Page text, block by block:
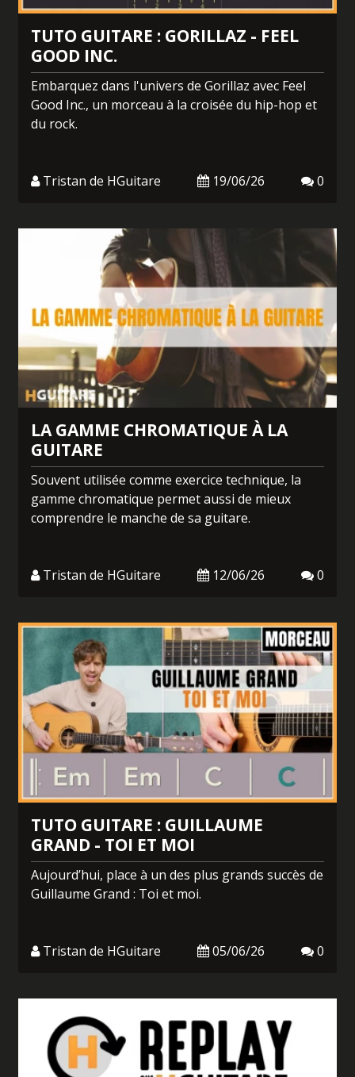
TUTO GUITARE : GORILLAZ - FEEL
GOOD INC.
Embarquez dans l'univers de Gorillaz avec Feel
Good Inc., un morceau à la croisée du hip-hop et
du rock.
Tristan de HGuitare 19/06/26 0
LA GAMME CHROMATIQUE À LA
GUITARE
Souvent utilisée comme exercice technique, la
gamme chromatique permet aussi de mieux
comprendre le manche de sa guitare.
Tristan de HGuitare 12/06/26 0
TUTO GUITARE : GUILLAUME
GRAND - TOI ET MOI
Aujourd’hui, place à un des plus grands succès de
Guillaume Grand : Toi et moi.
Tristan de HGuitare 05/06/26 0